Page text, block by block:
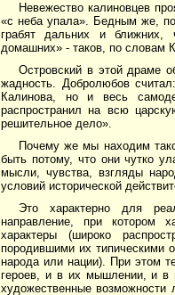
Невежество калиновцев
«с неба упала». Бедным же, по
грабят дальних и ближних,
домашних» - таков, по словам
Островский в этой драме
жадность. Добролюбов
Калинова, но и весь
распространил на всю
решительное дело».
Почему же мы находим
быть потому, что они чутко
мысли, чувства, взгляды
условий исторической
Это характерно для
направление, при котором
характеры (широко
породившими их типическими
народа или нации). При этом
героев, и в их мышлении, и в
художественные возможности